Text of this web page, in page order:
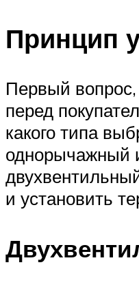
Принцип
Первый вопрос,
перед
какого типа
однорычажный
и установить